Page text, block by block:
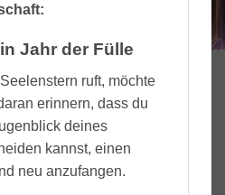
Jahr der Fülle
ruft, möchte
erinnern, dass du
deines
kannst, einen
neu anzufangen.